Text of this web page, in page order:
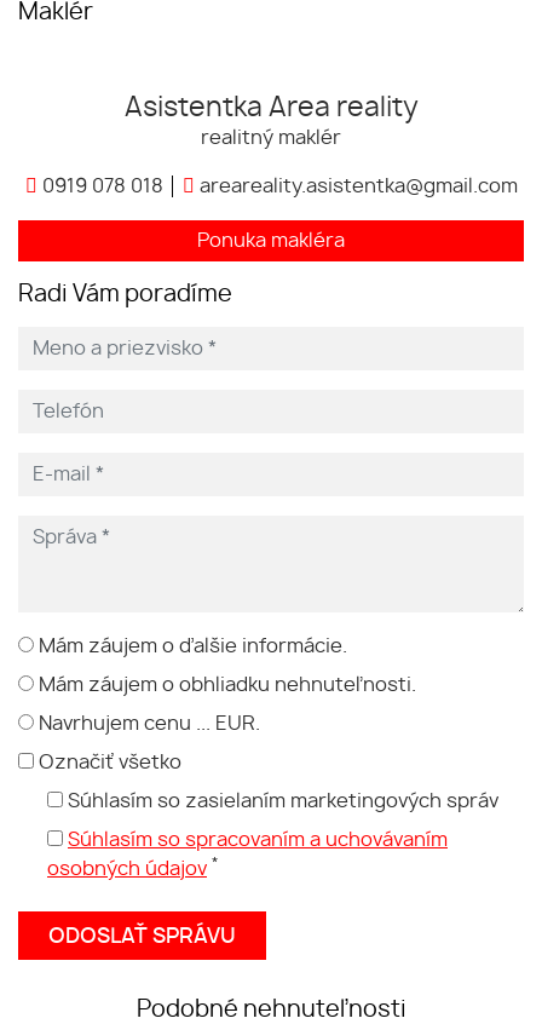
Maklér
Asistentka Area reality
realitný maklér
0919 078 018 areareality.asistentka@gmail.com
Ponuka makléra
Radi Vám poradíme
Mám záujem o ďalšie informácie.
Mám záujem o obhliadku nehnuteľnosti.
Navrhujem cenu ... EUR.
Označiť všetko
Súhlasím so zasielaním marketingových správ
Súhlasím so spracovaním a uchovávaním
osobných údajov *
Podobné nehnuteľnosti